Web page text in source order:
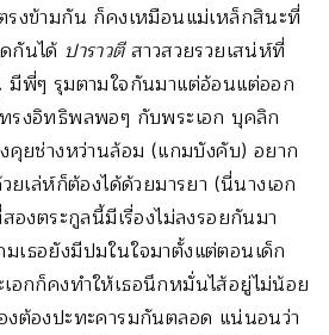
รงข้ามกัน ก็คงเหมือนแม่เหล็กสินะที่
กันได้ ปาราวตีสาวสวยรวยเสน่ห์ที่
มีพี่ๆ รุมตามใจกันมาแต่อ้อนแต่ออก
รงอิทธิพลพอๆ กับพระเอก บุคลิก
คุยช่างหว่านล้อม (แกมบังคับ) อยาก
ยเล่ห์ก็ต้องได้ด้วยมารยา (นี่นางเอก
องตระกูลนี้มีเรื่องไม่ลงรอยกันมา
เธอยังมีปมในใจมาตั้งแต่ตอนเด็ก
เอกก็คงทำให้เธอนึกหมั่นไส้อยู่ไม่น้อย
งต้องปะทะคารมกันตลอด แน่นอนว่า